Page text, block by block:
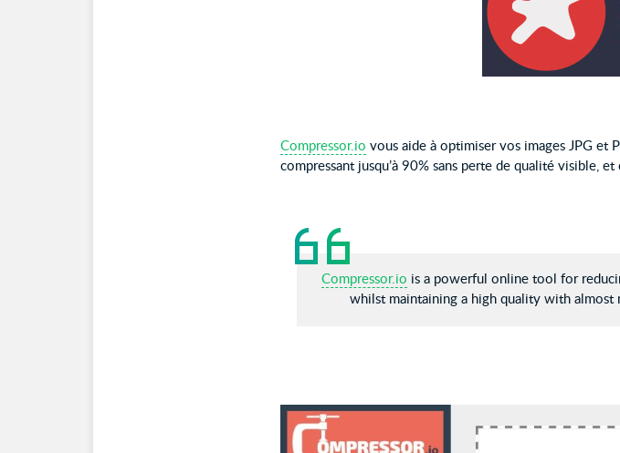
Compressor.io vous aide à optimiser vos images JPG et
compressant jusqu’à 90% sans perte de qualité visible, et
Compressor.io is a powerful online tool for
whilst maintaining a high quality with